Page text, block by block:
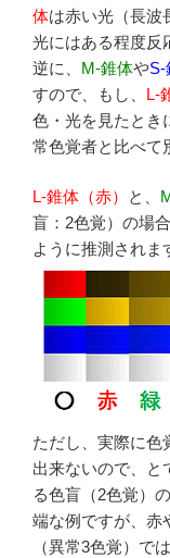
体は赤い光（長波
光にはある程度反
逆に、 M-錐体やS-
すので、もし、 L-
色・光を見たとき
常色覚者と比べて
L-錐体（赤） と、
盲：2色覚）の場
ように推測されま
ただし、実際に色
出来ないので、と
る色盲（2色覚）
端な例ですが、赤
（異常3色覚）で